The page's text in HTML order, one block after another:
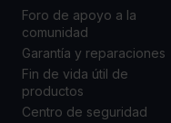
Foro de apoyo a la
comunidad
Garantía y reparaciones
Fin de vida útil de
productos
Centro de seguridad